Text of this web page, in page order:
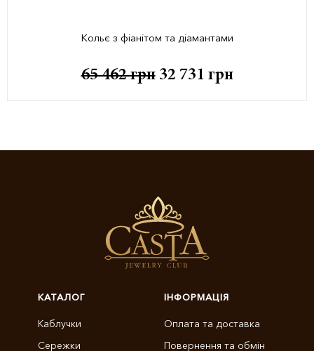
Кольє з фіанітом та діамантами
65 462грн 32 731 грн
КАТАЛОГ
Каблучки
Сережки
ІНФОРМАЦІЯ
Оплата та доставка
Повернення та обмін